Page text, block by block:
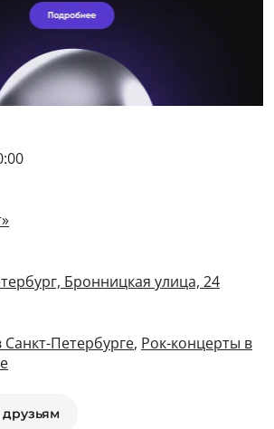
Бронницкая улица, 24
Петербурге, Рок-концерты в
друзьям